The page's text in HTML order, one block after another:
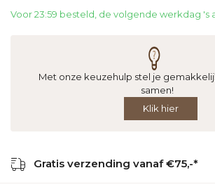
Voor 23:59 besteld, de volgende werkdag 's
Met onze keuzehulp stel je
samen!
Klik hier
Gratis verzending vanaf €75,-*